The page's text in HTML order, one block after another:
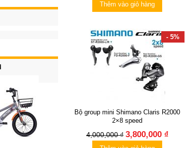
Thêm vào giỏ hàng
- 5%
Bộ group mini Shimano Claris R2000
2×8 speed
4,000,000 ₫ 3,800,000 ₫